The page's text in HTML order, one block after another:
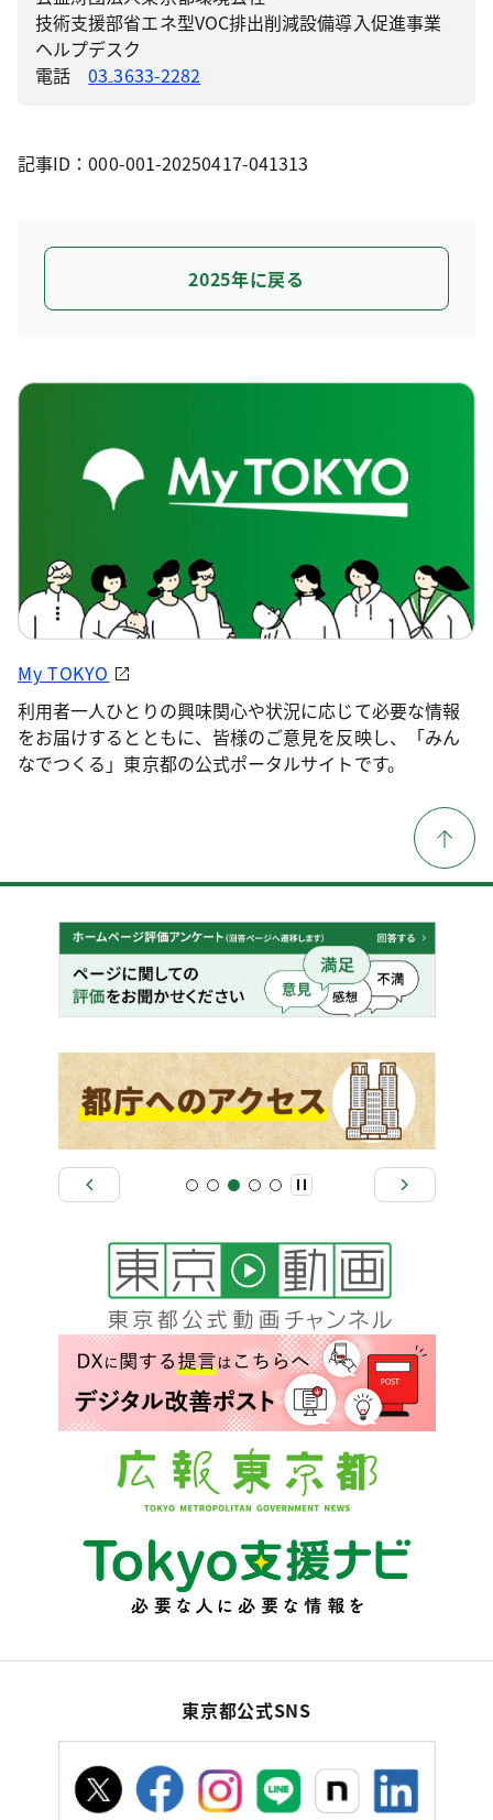
技術支援部省エネ型VOC排出削減設備導入促進事業
ヘルプデスク
電話03₋3633-2282
記事ID：000-001-20250417-041313
2025年に戻る
My TOKYO
利用者一人ひとりの興味関心や状況に応じて必要な情報
をお届けするとともに、皆様のご意見を反映し、「みん
なでつくる」東京都の公式ポータルサイトです。
東京都公式SNS